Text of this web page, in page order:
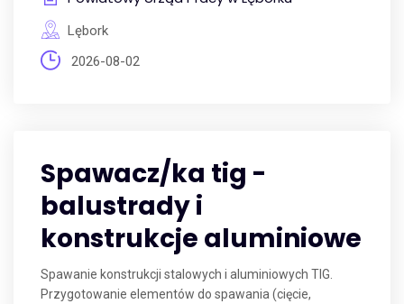
Lębork
2026-08-02
Spawacz/ka tig -
balustrady i
konstrukcje aluminiowe
Spawanie konstrukcji stalowych i aluminiowych TIG.
Przygotowanie elementów do spawania (cięcie,